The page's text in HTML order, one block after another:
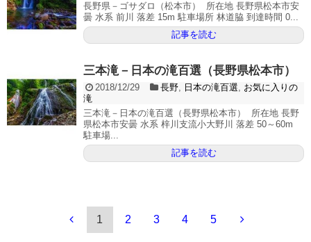
長野県－ゴサダロ（松本市） 所在地 長野県松本市安
曇 水系 前川 落差 15m 駐車場所 林道脇 到達時間 0...
記事を読む
三本滝－日本の滝百選（長野県松本市）
2018/12/29 長野, 日本の滝百選, お気に入りの
滝
三本滝－日本の滝百選（長野県松本市） 所在地 長野
県松本市安曇 水系 梓川支流小大野川 落差 50～60m
駐車場...
記事を読む
1 2 3 4 5